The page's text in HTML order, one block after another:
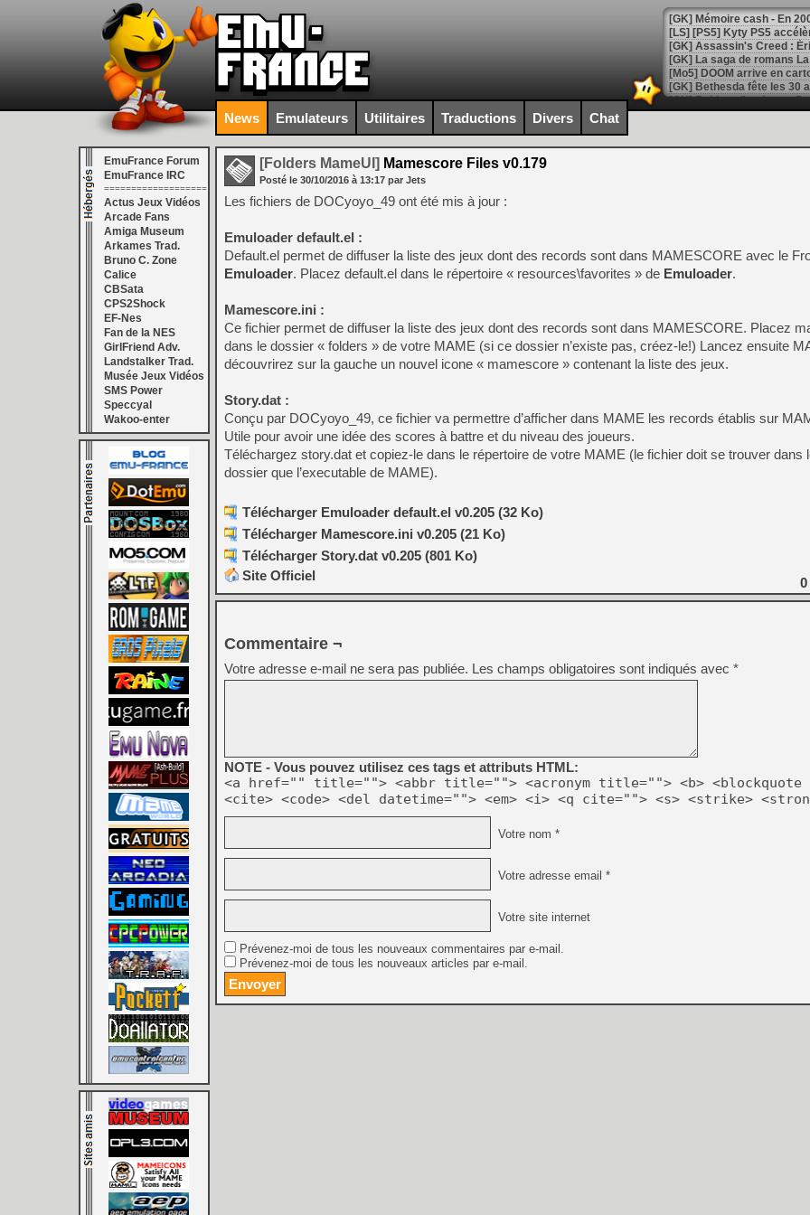
[Mo5] DOOM arrive en
[GK] Bethesda fête les 30
[GK] Roblox : l'action en
[GK] Agenda - GeForce
[LS] [PS5] ps5-y2jb-
[GK] Pourquoi Marvel
[GK] Test : Restory : Chill
[GK] GTA 6 : Rockstar
[GK] Hot Wheels Infinite
[GK] Mémoire cash -
[GK] Résultats Nintendo :
[GK] Déjà des
[Mo5] Brickboy cherche à
[GK] Minecraft et ses «
[GK] Beast of
[GK] Ubisoft : fin de partie
[GK] Mémoire cash -
[GK] Dan Houser (GTA)
[GK] Comment EA Sports
[GK] Crimson Moon : un
[GK] Isle of Reveries : le
[GK] Moonlighter 2 : The
[Mo5] Deux inédits du
[GK] Le beat'em up The
[GK] Endless Legend 2 :
[LS] [PS5] Premiers
News Emulateurs Utilitaires Traductions Divers Chat
EmuFrance Forum
EmuFrance IRC
===================
Actus Jeux Vidéos
Arcade Fans
Amiga Museum
Arkames Trad.
Bruno C. Zone
Calice
CBSata
CPS2Shock
EF-Nes
Fan de la NES
GirlFriend Adv.
Landstalker Trad.
Musée Jeux Vidéos
SMS Power
Speccyal
Wakoo-enter
[Folders MameUI] Mamescore Files v0.179
Posté le 30/10/2016 à 13:17 par Jets
Les fichiers de DOCyoyo_49 ont été mis à jour :
Emuloader default.el :
Default.el permet de diffuser la liste des jeux dont des records sont dans MAMESCORE avec le
Emuloader. Placez default.el dans le répertoire « resources\favorites » de Emuloader.
Mamescore.ini :
Ce fichier permet de diffuser la liste des jeux dont des records sont dans MAMESCORE. Placez
dans le dossier « folders » de votre MAME (si ce dossier n’existe pas, créez-le!) Lancez ensuite
découvrirez sur la gauche un nouvel icone « mamescore » contenant la liste des jeux.
Story.dat :
Conçu par DOCyoyo_49, ce fichier va permettre d’afficher dans MAME les records établis sur
Utile pour avoir une idée des scores à battre et du niveau des joueurs.
Téléchargez story.dat et copiez-le dans le répertoire de votre MAME (le fichier doit se trouver dans
dossier que l’executable de MAME).
Télécharger Emuloader default.el v0.205 (32 Ko)
Télécharger Mamescore.ini v0.205 (21 Ko)
Télécharger Story.dat v0.205 (801 Ko)
Site Officiel
0
Commentaire ¬
Votre adresse e-mail ne sera pas publiée. Les champs obligatoires sont indiqués avec *
NOTE - Vous pouvez utilisez ces tags et attributs HTML:
<a href="" title=""> <abbr title=""> <acronym title=""> <b> <blockquote
<cite> <code> <del datetime=""> <em> <i> <q cite=""> <s> <strike>
Votre nom *
Votre adresse email *
Votre site internet
Prévenez-moi de tous les nouveaux commentaires par e-mail.
Prévenez-moi de tous les nouveaux articles par e-mail.